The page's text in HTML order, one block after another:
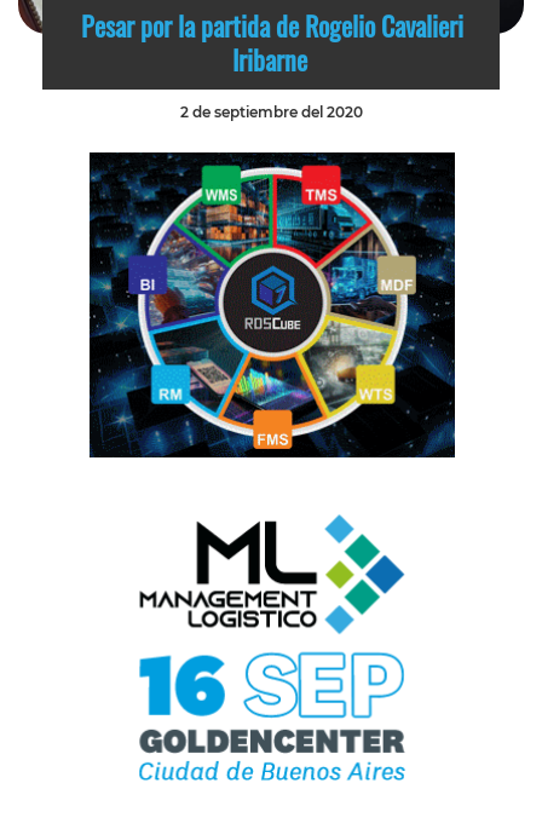
Pesar por la partida de Rogelio Cavalieri
Iribarne
2 de septiembre del 2020